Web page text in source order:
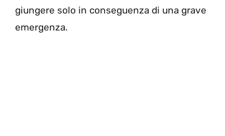
giungere solo in conseguenza di una grave
emergenza.